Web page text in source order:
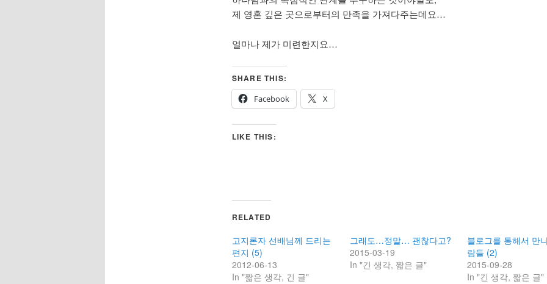
제 영혼 깊은 곳으로부터의 만족을 가져다주는데요…
얼마나 제가 미련한지요…
SHARE THIS:
Facebook
X
LIKE THIS:
RELATED
고지론자 선배님께 드리는
편지 (5)
2012-06-13
In "짧은 생각, 긴 글"
그래도…정말… 괜찮다고?
2015-03-19
In "긴 생각, 짧은 글"
블로그를 통해서 만
람들 (2)
2015-09-28
In "긴 생각, 짧은 글"